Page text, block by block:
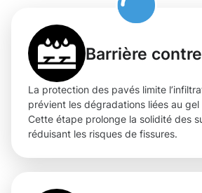
Barrière
La protection des pavés limite
prévient les dégradations liées au gel
Cette étape prolonge la solidité des
réduisant les risques de fissures.